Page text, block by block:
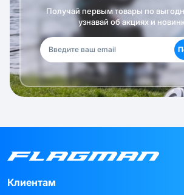
Получай первым товары по
узнавай об акциях и
Клиентам